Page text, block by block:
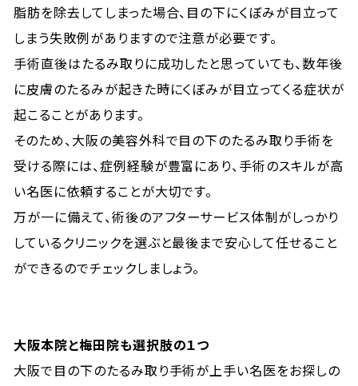
脂肪を除去してしまった場合、目の下にくぼみが目立って
しまう失敗例がありますので注意が必要です。
手術直後はたるみ取りに成功したと思っていても、数年後
に皮膚のたるみが起きた時にくぼみが目立ってくる症状が
起こることがあります。
そのため、大阪の美容外科で目の下のたるみ取り手術を
受ける際には、症例経験が豊富にあり、手術のスキルが高
い名医に依頼することが大切です。
万が一に備えて、術後のアフターサービス体制がしっかり
しているクリニックを選ぶと最後まで安心して任せること
ができるのでチェックしましょう。
大阪本院と梅田院も選択肢の１つ
大阪で目の下のたるみ取り手術が上手い名医をお探しの